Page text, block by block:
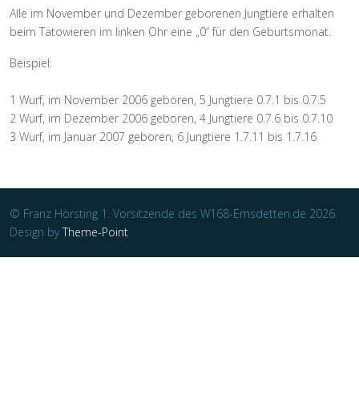
Alle im November und Dezember geborenen Jungtiere erhalten
beim Tätowieren im linken Ohr eine „0“ für den Geburtsmonat.
Beispiel:
1 Wurf, im November 2006 geboren, 5 Jungtiere 0.7.1 bis 0.7.5
2 Wurf, im Dezember 2006 geboren, 4 Jungtiere 0.7.6 bis 0.7.10
3 Wurf, im Januar 2007 geboren, 6 Jungtiere 1.7.11 bis 1.7.16
© Franz Hörsting 1. Vorsitzende des W168-Emsdetten.de 2026.
Design byTheme-Point